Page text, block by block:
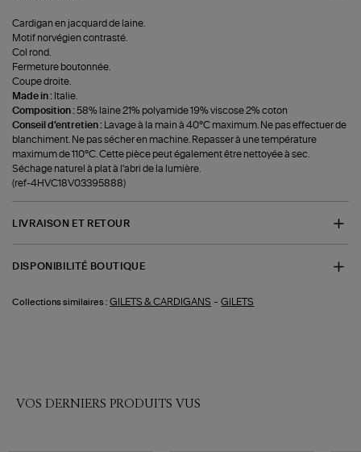
Cardigan en jacquard de laine.
Motif norvégien contrasté.
Col rond.
Fermeture boutonnée.
Coupe droite.
Made in : Italie.
Composition :58% laine 21% polyamide 19% viscose 2% coton
Conseil d'entretien :
Lavage à la main à 40°C maximum. Ne pas effectuer de
blanchiment. Ne pas sécher en machine. Repasser à une température
maximum de 110°C. Cette pièce peut également être nettoyée à sec.
Séchage naturel à plat à l'abri de la lumière.
(ref-4HVC18V03395888)
LIVRAISON ET RETOUR
DISPONIBILITÉ BOUTIQUE
Collections similaires : GILETS & CARDIGANS -GILETS
VOS DERNIERS PRODUITS VUS